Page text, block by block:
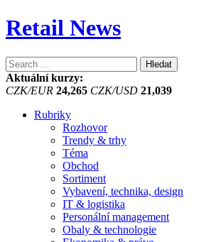
Retail News
Vyhledávání
Aktuální kurzy:
CZK/EUR 24,265 CZK/USD 21,039
Rubriky
Rozhovor
Trendy & trhy
Téma
Obchod
Sortiment
Vybavení, technika, design
IT & logistika
Personální management
Obaly & technologie